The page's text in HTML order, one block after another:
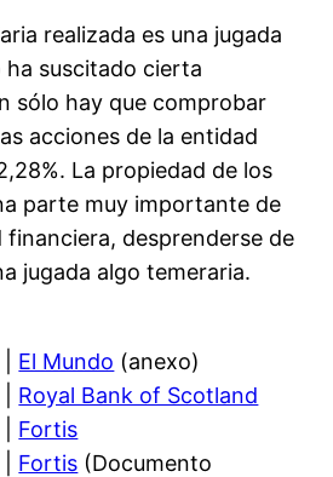
realizada es una jugada
suscitado cierta
sólo hay que comprobar
acciones de la entidad
La propiedad de los
parte muy importante de
financiera, desprenderse de
jugada algo temeraria.
El Mundo (anexo)
Royal Bank of Scotland
Fortis
Fortis (Documento